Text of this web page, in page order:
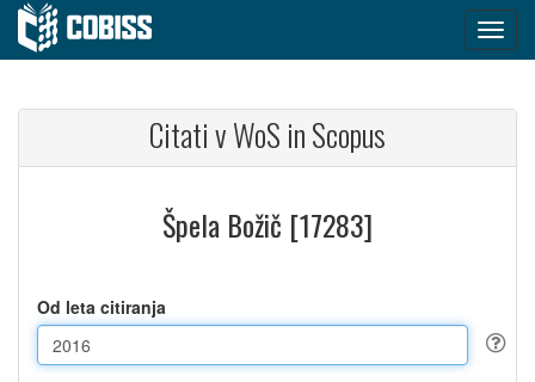
Citati v WoS in Scopus
Špela Božič [17283]
Od leta citiranja